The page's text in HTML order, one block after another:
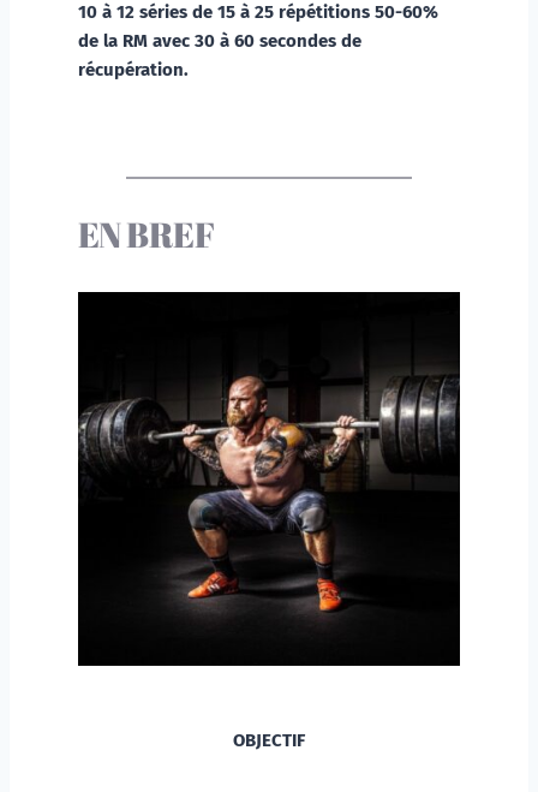
10 à 12 séries de 15 à 25 répétitions 50-60%
de la RM avec 30 à 60 secondes de
récupération.
EN BREF
OBJECTIF